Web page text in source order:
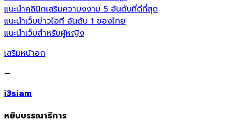
แนะนำคลินิกเสริมความงงาม 5 อันดับที่ดีที่สุด
แนะนำเว็บข่าวไอที อันดับ 1 ของไทย
แนะนำเว็บสำหรับผู้หญิง
เสริมหน้าอก
—
i3siam
หยิบบรรณาธิการ